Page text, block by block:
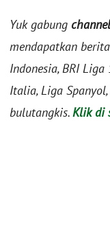
Yuk gabung
mendapatkan
Indonesia, BRI
Italia, Liga
bulutangkis.Klik di